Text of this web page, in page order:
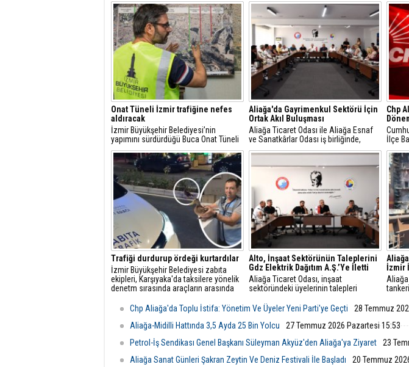
Onat Tüneli İzmir trafiğine nefes
aldıracak
İzmir Büyükşehir Belediyesi’nin
yapımını sürdürdüğü Buca Onat Tüneli
tamamlandığında, Buca ile Bornova
arasındaki ulaşım 45 dakikadan 10
dakikaya inecek.
Aliağa'da Gayrimenkul Sektörü İçin
Ortak Akıl Buluşması
Aliağa Ticaret Odası ile Aliağa Esnaf
ve Sanatkârlar Odası iş birliğinde,
ilçede faaliyet gösteren gayrimenkul
danışmanlarıyla sektörel istişare
toplantısı gerçekleştirildi.
Chp
İlçe
Trafiği durdurup ördeği kurtardılar
İzmir Büyükşehir Belediyesi zabıta
ekipleri, Karşıyaka'da taksilere yönelik
denetm sırasında araçların arasında
trafiği durdurdu.
Alto, İnşaat Sektörünün Taleplerini
Gdz Elektrik Dağıtım A.Ş.’Ye İletti
Aliağa Ticaret Odası, inşaat
sektöründeki üyelerinin talepleri
yetkilileriyle toplantı düzenledi.
Görüşmede sayaç panosu ve enerji
odası düzenlemeleriyle ilgili yeni
değerlendirildi.
İzmir
ulaştı.
Chp Aliağa'da Toplu İstifa: Yönetim Ve Üyeler Yeni Parti'ye Geçti
28 Temmuz
Aliağa-Midilli Hattında 3,5 Ayda 25 Bin Yolcu
27 Temmuz 2026 Pazartesi 15:53
Petrol-İş Sendikası Genel Başkanı Süleyman Akyüz'den Aliağa'ya Ziyaret
23
Aliağa Sanat Günleri Şakran Zeytin Ve Deniz Festivali İle Başladı
20 Temmuz